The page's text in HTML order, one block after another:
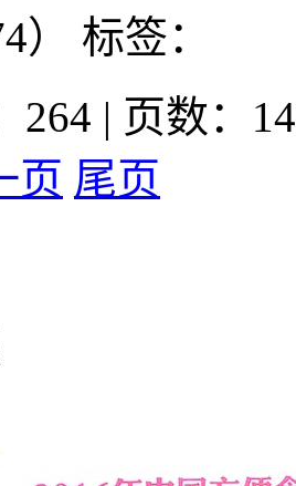
） 标签：
264 | 页数：14
页 尾页